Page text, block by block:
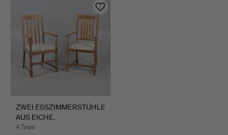
ZWEI ESSZIMMERSTÜHLE
AUS EICHE.
4 Tage